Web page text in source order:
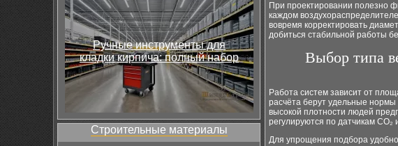
Ручные инструменты для
кладки кирпича: полный набор
Строительные материалы
При проектировании полезно
каждом
вовремя корректировать
добиться стабильной работы
Выбор типа
Работа систем зависит от
расчёта берут удельные нормы
высокой плотности людей
регулируются по датчикам
Для упрощения подбора